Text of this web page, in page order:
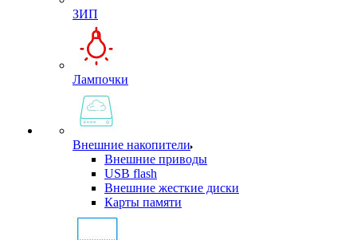
ЗИП
Лампочки
Внешние накопители
Внешние приводы
USB flash
Внешние жесткие диски
Карты памяти